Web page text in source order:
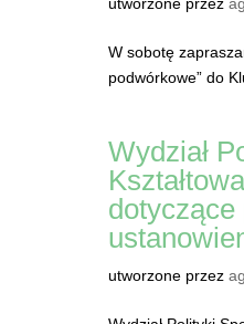
utworzone przez
W sobotę
podwórkowe” do
Wydział
dotyczące
utworzone przez